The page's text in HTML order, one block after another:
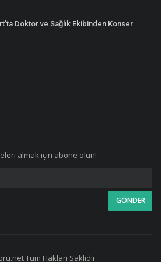
Doktor ve Sağlık Ekibinden Konser
almak için abone olun!
Tüm Hakları Saklıdır